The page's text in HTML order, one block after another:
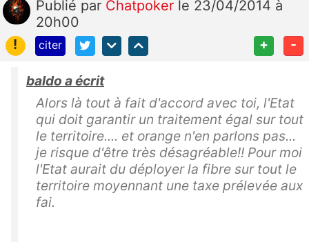
Publié par Chatpoker le 23/04/2014 à
20h00
!
citer + -
baldo a écrit
Alors là tout à fait d'accord avec toi, l'Etat
qui doit garantir un traitement égal sur tout
le territoire.... et orange n'en parlons pas...
je risque d'être très désagréable!! Pour moi
l'Etat aurait du déployer la fibre sur tout le
territoire moyennant une taxe prélevée aux
fai.